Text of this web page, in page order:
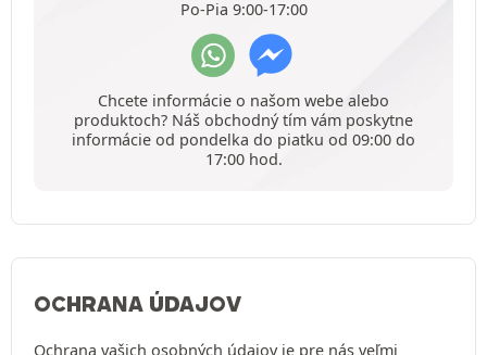
Po-Pia 9:00-17:00
Chcete informácie o našom webe alebo
produktoch? Náš obchodný tím vám poskytne
informácie od pondelka do piatku od 09:00 do
17:00 hod.
OCHRANA ÚDAJOV
Ochrana vašich osobných údajov je pre nás veľmi